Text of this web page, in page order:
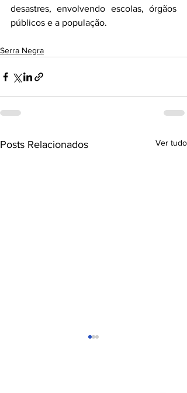
desastres, envolvendo escolas, órgãos
públicos e a população.
Serra Negra
Posts Relacionados Ver tudo